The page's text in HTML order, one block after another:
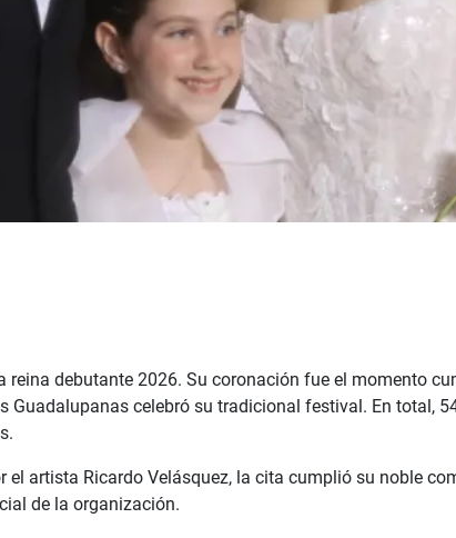
reina debutante 2026. Su coronación fue el momento
Guadalupanas celebró su tradicional festival. En total,
artista Ricardo Velásquez, la cita cumplió su noble
de la organización.